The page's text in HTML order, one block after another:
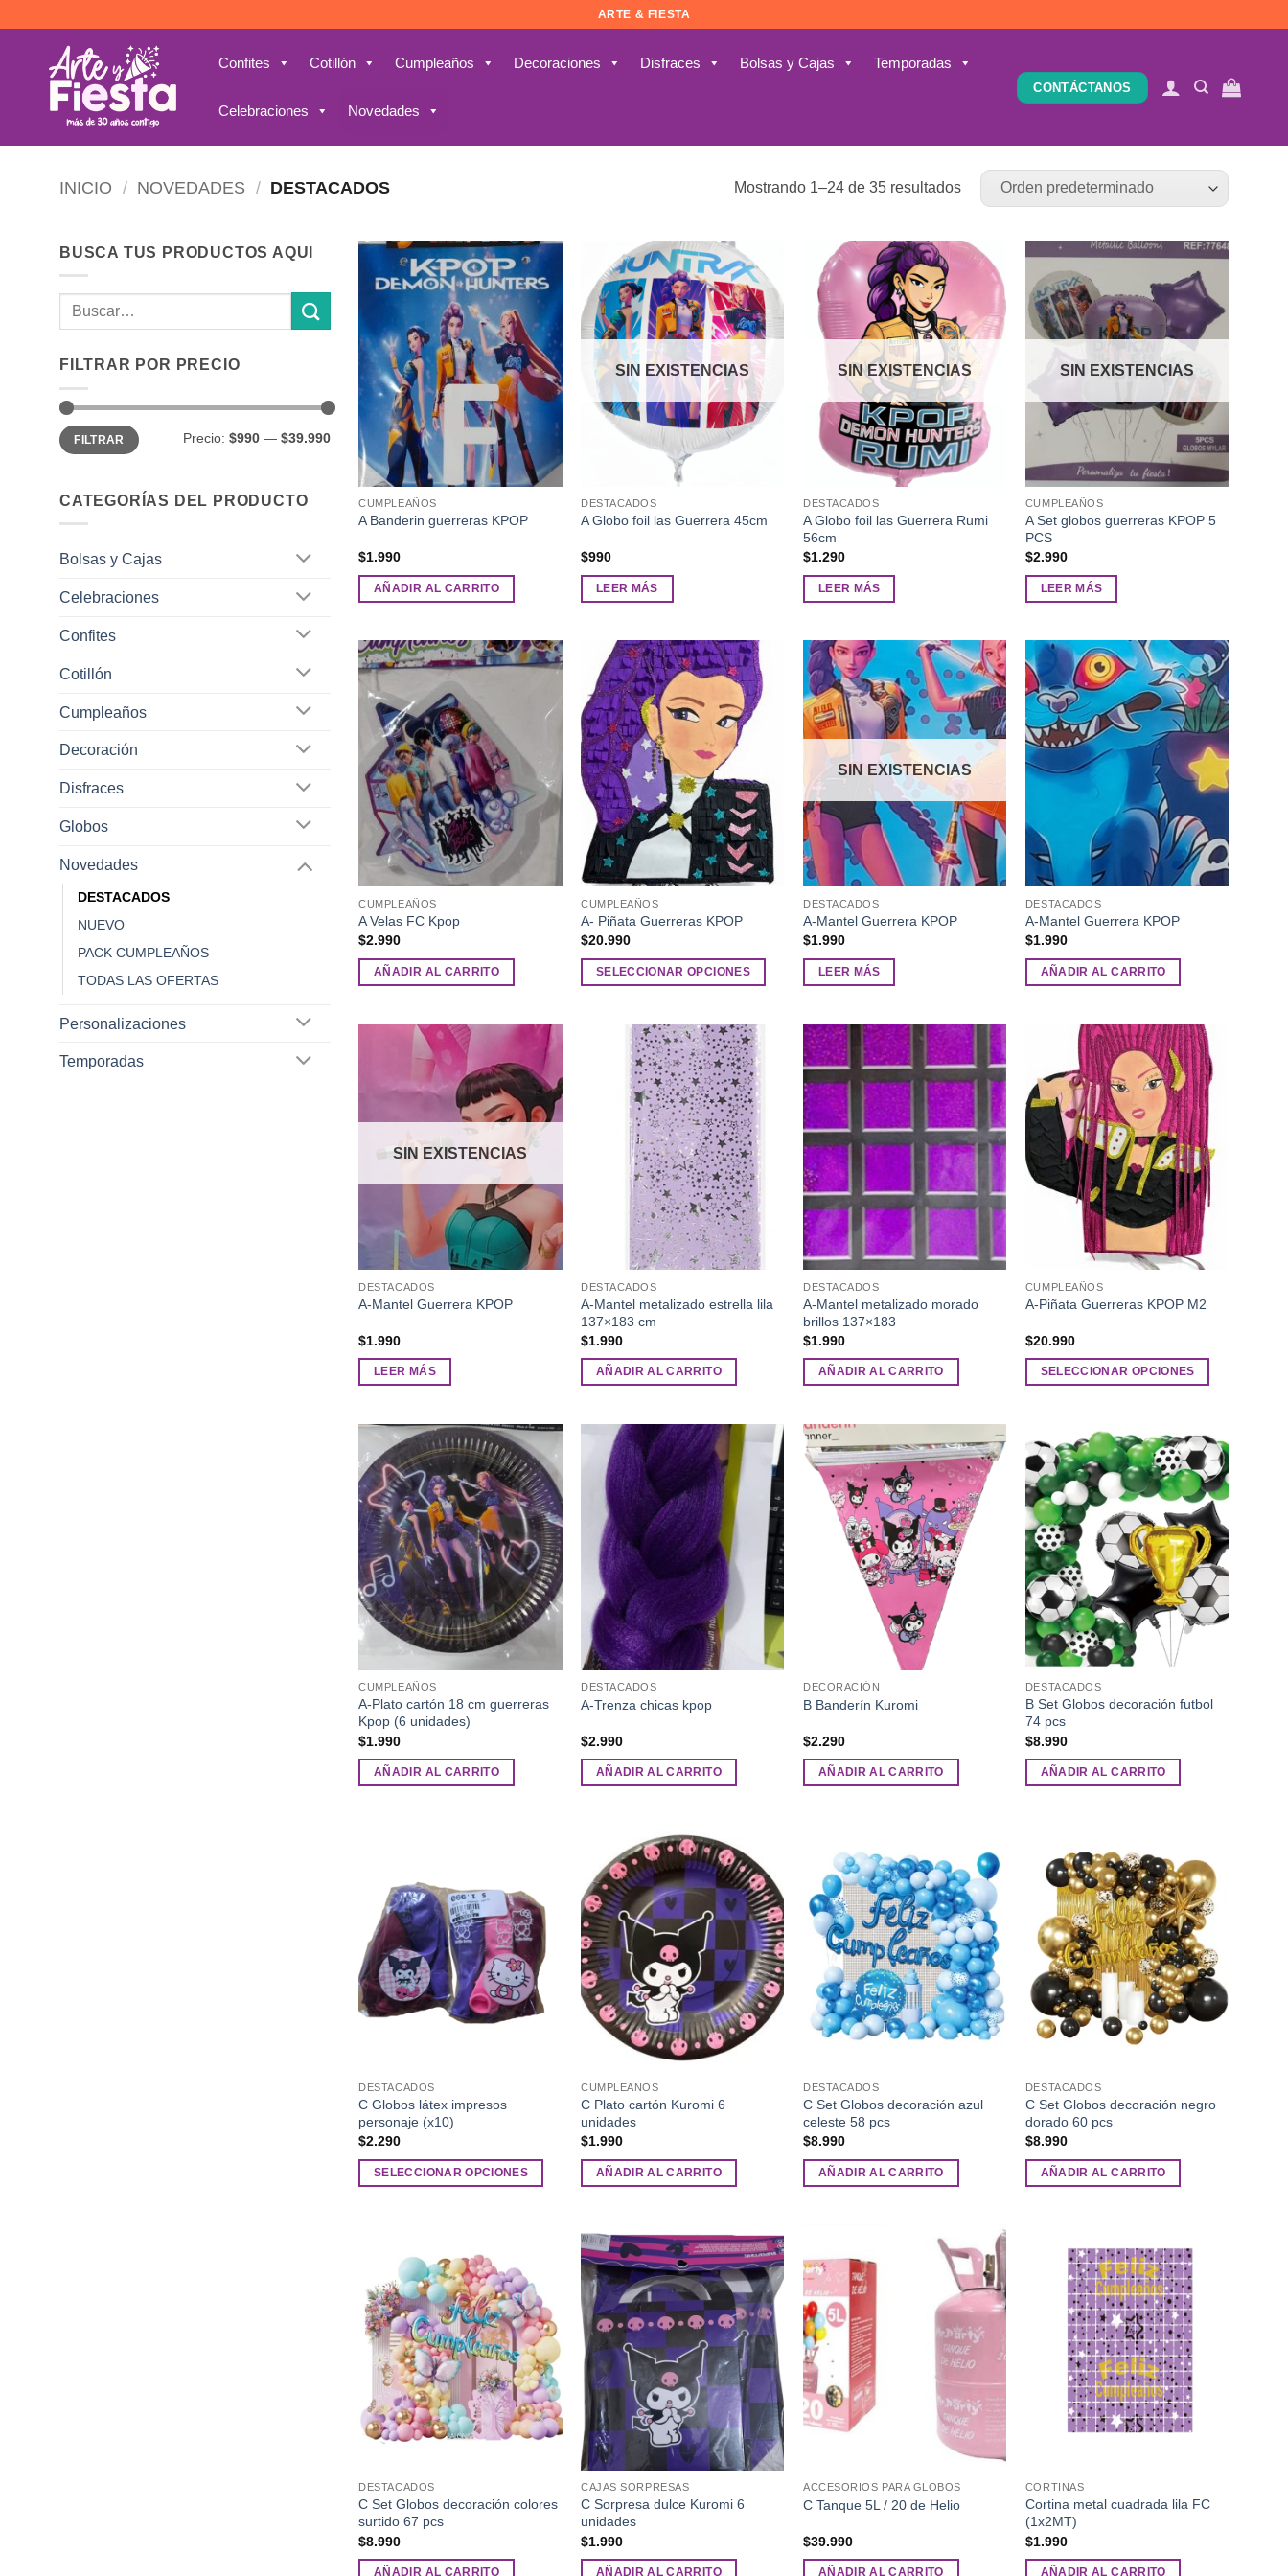
contenido
ARTE & FIESTA
Confites Cotillón Cumpleaños Decoraciones Disfraces Bolsas y Cajas Temporadas
Celebraciones Novedades
CONTÁCTANOS
INICIO / NOVEDADES / DESTACADOS Mostrando 1–24 de 35 resultados
BUSCA TUS PRODUCTOS AQUI
Buscar
FILTRAR POR PRECIO
Precio
mínimo
Precio
máximo
FILTRAR Precio: $990— $39.990
CATEGORÍAS DEL PRODUCTO
Bolsas y Cajas
Celebraciones
Confites
Cotillón
Cumpleaños
Decoración
Disfraces
Globos
Novedades
DESTACADOS
NUEVO
PACK CUMPLEAÑOS
TODAS LAS OFERTAS
Personalizaciones
Temporadas
Añadir
lista de
deseos
CUMPLEAÑOS
A Banderin guerreras KPOP
$1.990
AÑADIR AL CARRITO
Añadir
a la
lista de
deseos
SIN EXISTENCIAS
DESTACADOS
A Globo foil las Guerrera 45cm
$990
LEER MÁS
lista de
deseos
SIN EXISTENCIAS
DESTACADOS
A Globo foil las Guerrera Rumi
56cm
$1.290
LEER MÁS
Añadir
a la
lista de
deseos
SIN EXISTENCIAS
CUMPLEAÑOS
A Set globos guerreras KPOP 5
PCS
$2.990
LEER MÁS
lista de
CUMPLEAÑOS
A Velas FC Kpop
$2.990
AÑADIR AL CARRITO
Añadir
a la
lista de
deseos
CUMPLEAÑOS
A- Piñata Guerreras KPOP
$20.990
SELECCIONAR OPCIONES
múltiples
variantes.
opciones
de
producto
Añadir
a la
lista de
deseos
SIN EXISTENCIAS
DESTACADOS
A-Mantel Guerrera KPOP
$1.990
LEER MÁS
Añadir
a la
lista de
deseos
DESTACADOS
A-Mantel Guerrera KPOP
$1.990
AÑADIR AL CARRITO
Añadir
a la
lista de
deseos
SIN EXISTENCIAS
DESTACADOS
A-Mantel Guerrera KPOP
$1.990
LEER MÁS
Añadir
a la
lista de
deseos
DESTACADOS
A-Mantel metalizado estrella lila
137×183 cm
$1.990
AÑADIR AL CARRITO
Añadir
a la
lista de
deseos
DESTACADOS
A-Mantel metalizado morado
brillos 137×183
$1.990
AÑADIR AL CARRITO
Añadir
a la
lista de
deseos
CUMPLEAÑOS
A-Piñata Guerreras KPOP M2
$20.990
SELECCIONAR OPCIONES
tiene
múltiples
variantes.
Las
opciones
se
pueden
elegir
en
la
página
de
producto
Añadir
a la
lista de
deseos
CUMPLEAÑOS
A-Plato cartón 18 cm guerreras
Kpop (6 unidades)
$1.990
AÑADIR AL CARRITO
Añadir
lista de
deseos
DESTACADOS
A-Trenza chicas kpop
$2.990
AÑADIR AL CARRITO
Añadir
a la
lista de
deseos
DECORACIÓN
B Banderín Kuromi
$2.290
AÑADIR AL CARRITO
Añadir
a la
lista de
deseos
DESTACADOS
B Set Globos decoración futbol
74 pcs
$8.990
AÑADIR AL CARRITO
a la
lista de
deseos
DESTACADOS
C Globos látex impresos
personaje (x10)
$2.290
SELECCIONAR OPCIONES
múltiples
variantes.
Las
opciones
pueden
en
la
de
producto
Añadir
a la
lista de
deseos
CUMPLEAÑOS
C Plato cartón Kuromi 6
unidades
$1.990
AÑADIR AL CARRITO
Añadir
a la
lista de
deseos
DESTACADOS
C Set Globos decoración azul
celeste 58 pcs
$8.990
AÑADIR AL CARRITO
Añadir
a la
lista de
deseos
DESTACADOS
C Set Globos decoración negro
dorado 60 pcs
$8.990
AÑADIR AL CARRITO
Añadir
a la
lista de
deseos
DESTACADOS
C Set Globos decoración colores
surtido 67 pcs
$8.990
AÑADIR AL CARRITO
Añadir
a la
lista de
deseos
CAJAS SORPRESAS
C Sorpresa dulce Kuromi 6
unidades
$1.990
AÑADIR AL CARRITO
Añadir
a la
lista de
ACCESORIOS PARA GLOBOS
C Tanque 5L / 20 de Helio
$39.990
AÑADIR AL CARRITO
Añadir
a la
lista de
deseos
CORTINAS
Cortina metal cuadrada lila FC
(1x2MT)
$1.990
AÑADIR AL CARRITO